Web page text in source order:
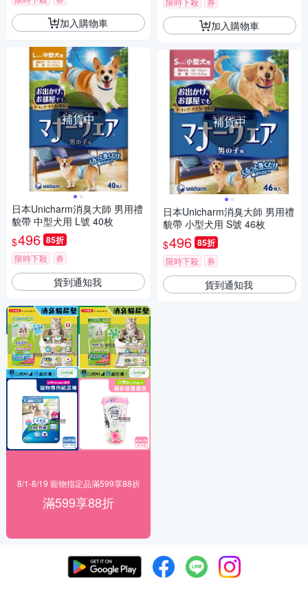
加入購物車
補貨中
日本Unicharm消臭大師 男用禮
貌帶 中型犬用 L號 40枚
$496 85折
限時下殺 券
貨到通知我
8/1-8/19 寵物指定品滿599享88折
滿599享88折
加入購物車
補貨中
日本Unicharm消臭大師 男用禮
貌帶 小型犬用 S號 46枚
$496 85折
限時下殺 券
貨到通知我